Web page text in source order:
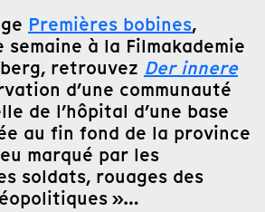
Premières bobines,
à la Filmakademie
retrouvez Der innere
d’une communauté
de l’hôpital d’une base
au fin fond de la province
marqué par les
soldats, rouages des
»…